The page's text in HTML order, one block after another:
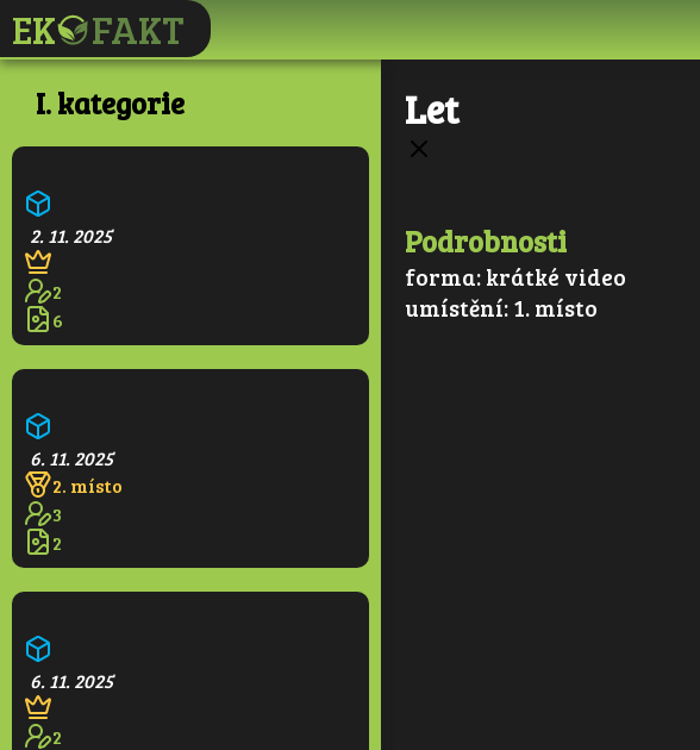
I. kategorie
2. 11. 2025
2
6
6. 11. 2025
2. místo
3
2
6. 11. 2025
2
Let
Podrobnosti
forma:krátké video
umístění:1. místo